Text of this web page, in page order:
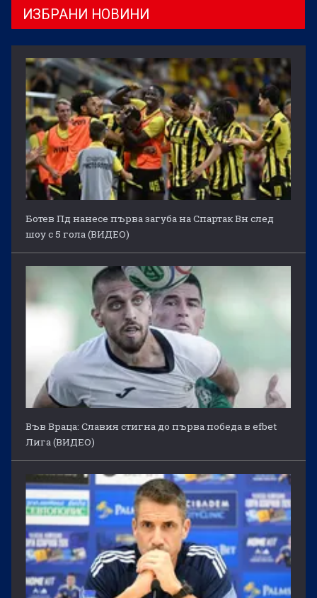
ИЗБРАНИ НОВИНИ
Ботев Пд нанесе първа загуба на Спартак Вн след
шоу с 5 гола (ВИДЕО)
Във Враца: Славия стигна до първа победа в efbet
Лига (ВИДЕО)